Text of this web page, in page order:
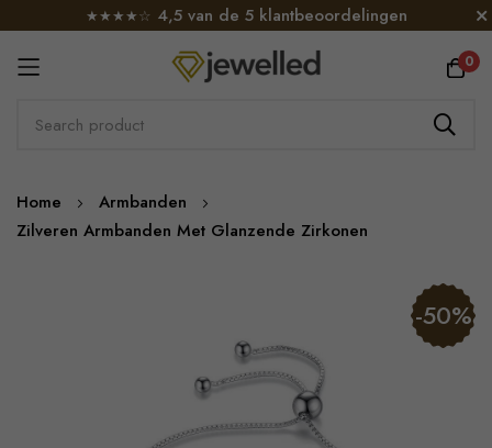
★★★★☆ 4,5 van de 5 klantbeoordelingen
0
Skip
to
Home
Armbanden
Zilveren Armbanden Met Glanzende Zirkonen
-50%